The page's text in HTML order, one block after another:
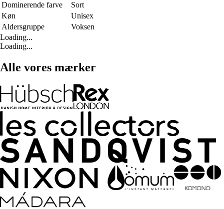
Dominerende farve
Sort
Køn
Unisex
Aldersgruppe
Voksen
Loading...
Loading...
Alle vores mærker